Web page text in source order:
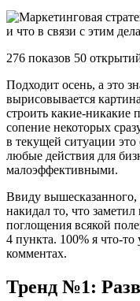
276 показов 50
Подходит осень, а это
вырисовывается
строить какие-никакие
сопение некоторых
в текущей ситуации
любые действия для
малоэффективными.
Ввиду вышесказанного,
накидал то, что
поглощения всякой
4 пункта. 100% я что-
комментах.
Тренд №1: